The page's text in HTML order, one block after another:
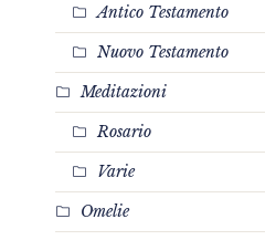
Antico Testamento
Nuovo Testamento
Meditazioni
Rosario
Varie
Omelie